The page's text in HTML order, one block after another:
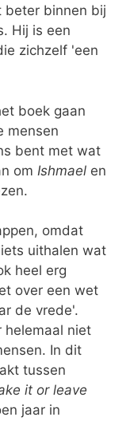
beter binnen bij
Hij is een
zichzelf 'een
boek gaan
mensen
bent met wat
om Ishmael en
omdat
uithalen wat
heel erg
over een wet
de vrede'.
helemaal niet
In dit
tussen
it or leave
jaar in